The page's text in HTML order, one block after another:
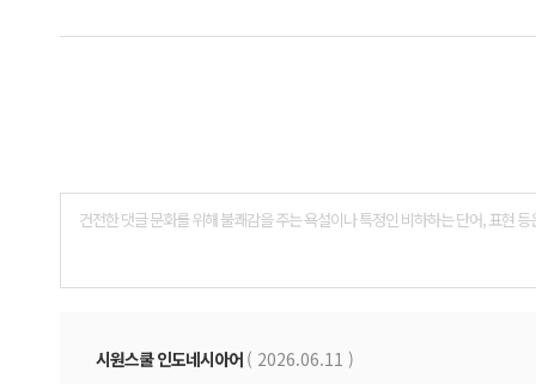
시원스쿨 인도네시아어 ( 2026.06.11 )